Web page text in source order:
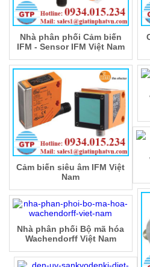
Nhà phân phối Cảm biến
IFM - Sensor IFM Việt Nam
Cảm biến siêu âm IFM Việt
Nam
Nhà phân phối Bộ mã hóa
Wachendorff Việt Nam